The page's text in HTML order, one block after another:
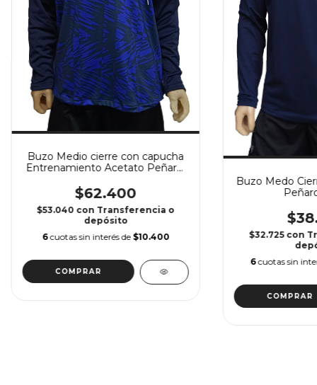
Buzo Medio cierre con capucha
Entrenamiento Acetato Peñarol
$62.400
$53.040 con Transferencia o
depósito
6 cuotas sin interés de $10.400
COMPRAR
Buzo Medo
$32.725 con
6 cuotas sin
COMPRAR